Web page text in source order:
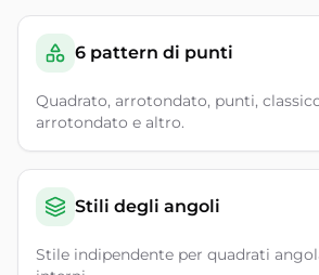
6 pattern di punti
Quadrato, arrotondato, punti,
arrotondato e altro.
Stili degli angoli
Stile indipendente per quadrati